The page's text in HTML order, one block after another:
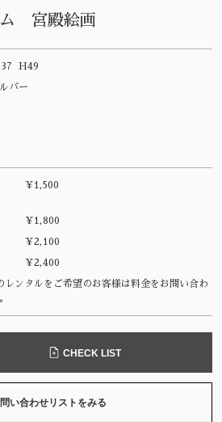
ム 宮殿絵画
H49
バー
¥1,500
¥1,800
¥2,100
¥2,400
ンタルをご希望のお客様は料金をお問い合わ
CHECK LIST
い合わせリストをみる